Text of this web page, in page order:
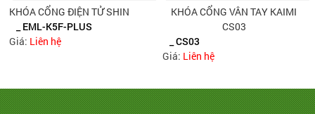
KHÓA CỔNG ĐIỆN TỬ SHIN
_ EML-K5F-PLUS
Giá: Liên hệ
KHÓA CỔNG VÂN TAY KAIMI
CS03
_ CS03
Giá: Liên hệ